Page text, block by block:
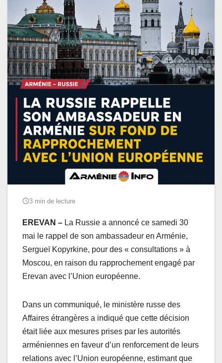
3 min de lecture
EREVAN – La Russie a annoncé ce samedi 30
mai le rappel de son ambassadeur en Arménie,
Sergueï Kopyrkine, pour des « consultations » à
Moscou, en raison du rapprochement engagé par
Erevan avec l’Union européenne.
Dans un communiqué, le ministère russe des
Affaires étrangères a indiqué que cette décision
était liée aux mesures prises par les autorités
arméniennes en faveur d’un renforcement de leurs
relations avec l’Union européenne, estimant que